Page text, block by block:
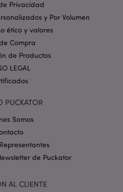
Privacidad
y Por Volumen
ético y valores
Compra
de Productos
LEGAL
PUCKATOR
Somos
de Puckator
AL CLIENTE
Provider/
Política de privacidad de